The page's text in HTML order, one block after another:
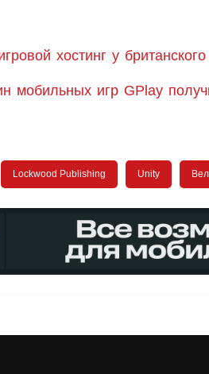
хостинг у
мобильных игр GPlay
Lockwood Publishing Unity